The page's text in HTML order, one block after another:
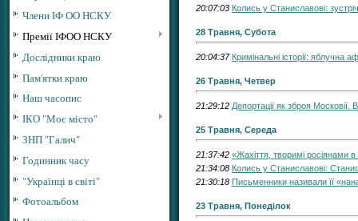
Члени ІФ ОО НСКУ
Премії ІФОО НСКУ
Дослідники краю
Пам'ятки краю
Наш часопис
ІКО "Моє місто"
ЗНП "Галич"
Годинник часу
"Українці в світі"
Фотоальбом
20:07:03 Колись у Станиславові:
28 Травня, Субота
20:04:37 Кримінальні історії: яблучна
26 Травня, Четвер
21:29:12 Депортації як зброя Московії.
25 Травня, Середа
21:37:42 «Жахіття, творимі росіянами
21:34:08 Колись у Станиславові:
21:30:18 Письменники називали її
23 Травня, Понеділок